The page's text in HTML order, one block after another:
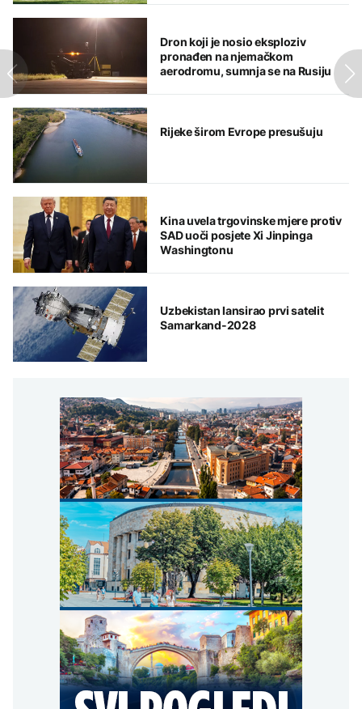
Dron koji je nosio eksploziv
pronađen na njemačkom
aerodromu, sumnja se na Rusiju
Rijeke širom Evrope presušuju
Kina uvela trgovinske mjere protiv
SAD uoči posjete Xi Jinpinga
Washingtonu
Uzbekistan lansirao prvi satelit
Samarkand-2028